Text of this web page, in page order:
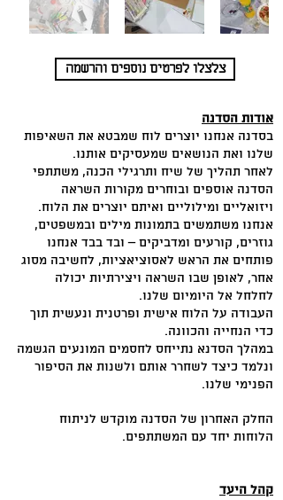
צלצלו לפרטים נוספים והרשמה
אודות הסדנה
בסדנה אנחנו יוצרים לוח שמבטא את השאיפות
שלנו ואת הנושאים שמעסיקים אותנו.
לאחר תהליך של שיח ותרגילי הכנה, משתתפי
הסדנה אוספים ובוחרים מקורות השראה
ויזואליים ומילוליים ואיתם יוצרים את הלוח.
אנחנו משתמשים בתמונות מילים ובמשפטים,
גוזרים, קורעים ומדביקים – ובד בבד אנחנו
פותחים את הראש לאסוציאציות, לחשיבה מסוג
אחר, לאופן שבו השראה ויצירתיות יכולה
לחלחל אל היומיום שלנו.
העבודה על הלוח אישית ופרטנית ונעשית תוך
כדי הנחייה והכוונה.
במהלך הסדנא נתייחס לחסמים המונעים הגשמה
ונלמד כיצד לשחרר אותם ולשנות את הסיפור
הפנימי שלנו.
החלק האחרון של הסדנה מוקדש לניתוח
הלוחות יחד עם המשתתפים.
קהל היעד